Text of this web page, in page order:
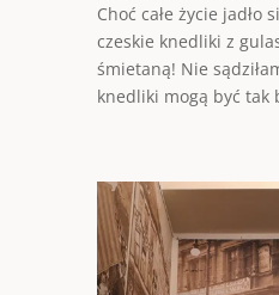
Choć całe życie jadło
czeskie knedliki z
śmietaną! Nie
knedliki mogą być tak